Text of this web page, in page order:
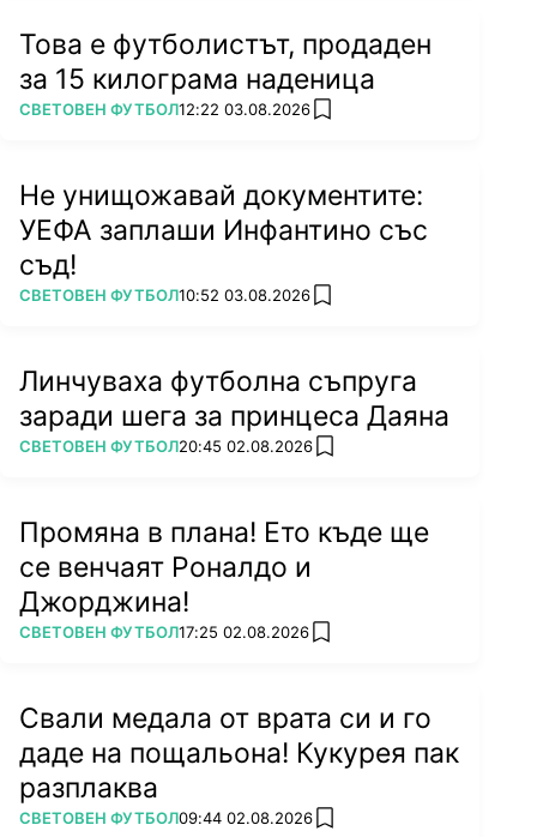
Това е футболистът, продаден
за 15 килограма наденица
ПОВЕЧЕ ОТ
СВЕТОВЕН ФУТБОЛ12:22 03.08.2026 add favorites
Не унищожавай документите:
УЕФА заплаши Инфантино със
съд!
ПОВЕЧЕ ОТ
СВЕТОВЕН ФУТБОЛ10:52 03.08.2026 add favorites
Линчуваха футболна съпруга
заради шега за принцеса Даяна
ПОВЕЧЕ ОТ
СВЕТОВЕН ФУТБОЛ20:45 02.08.2026 add favorites
Промяна в плана! Ето къде ще
се венчаят Роналдо и
Джорджина!
ПОВЕЧЕ ОТ
СВЕТОВЕН ФУТБОЛ17:25 02.08.2026 add favorites
Свали медала от врата си и го
даде на пощальона! Кукурея пак
разплаква
ПОВЕЧЕ ОТ
СВЕТОВЕН ФУТБОЛ09:44 02.08.2026 add favorites